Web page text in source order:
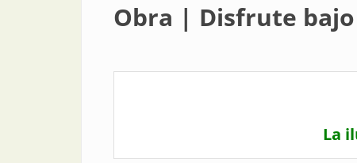
Obra | Disfrute
La